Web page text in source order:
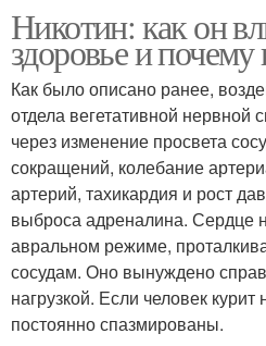
Никотин: как он
здоровье и
Как было описано ранее,
отдела вегетативной нервной
через изменение просвета
сокращений, колебание
артерий, тахикардия и рост
выброса адреналина. Сердце
авральном режиме,
сосудам. Оно вынуждено
нагрузкой. Если человек
постоянно спазмированы.